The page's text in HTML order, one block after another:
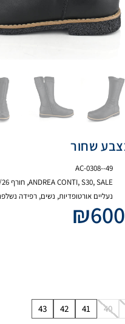
AC-0308--49
ANDREA CONTI,S30,SALE
, חורף 25/26
נעליים אורטופדיות, נשים, רפידה
₪600
40
41
42
43